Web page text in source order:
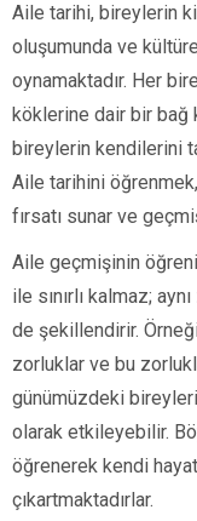
Aile tarihi, bireylerin
oluşumunda ve
oynamaktadır. Her
köklerine dair bir bağ
bireylerin kendilerini
Aile tarihini
fırsatı sunar ve
Aile geçmişinin
ile sınırlı kalmaz;
de şekillendirir.
zorluklar ve bu
günümüzdeki
olarak etkileyebilir.
öğrenerek kendi
çıkartmaktadırlar.